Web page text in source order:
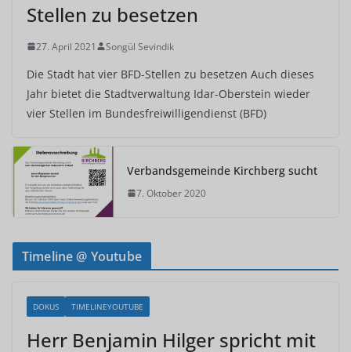
Stellen zu besetzen
27. April 2021 Songül Sevindik
Die Stadt hat vier BFD-Stellen zu besetzen Auch dieses
Jahr bietet die Stadtverwaltung Idar-Oberstein wieder
vier Stellen im Bundesfreiwilligendienst (BFD)
Verbandsgemeinde Kirchberg sucht
7. Oktober 2020
Timeline @ Youtube
DOKUS TIMELINEYOUTUBE
Herr Benjamin Hilger spricht mit